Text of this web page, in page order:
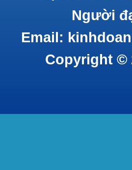
Người
Email:
Copyright ©